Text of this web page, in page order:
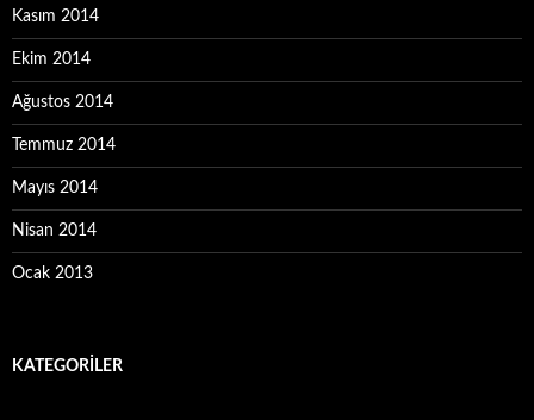
Kasım 2014
Ekim 2014
Ağustos 2014
Temmuz 2014
Mayıs 2014
Nisan 2014
Ocak 2013
KATEGORILER